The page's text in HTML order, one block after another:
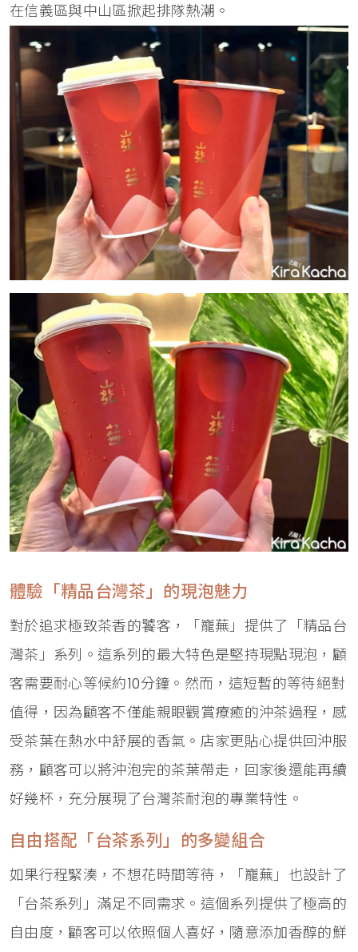
在信義區與中山區掀起排隊熱潮。
體驗「精品台灣茶」的現泡魅力
對於追求極致茶香的饕客，「巃蕪」提供了「精品台
灣茶」系列。這系列的最大特色是堅持現點現泡，顧
客需要耐心等候約10分鐘。然而，這短暫的等待絕對
值得，因為顧客不僅能親眼觀賞療癒的沖茶過程，感
受茶葉在熱水中舒展的香氣。店家更貼心提供回沖服
務，顧客可以將沖泡完的茶葉帶走，回家後還能再續
好幾杯，充分展現了台灣茶耐泡的專業特性。
自由搭配「台茶系列」的多變組合
如果行程緊湊，不想花時間等待，「巃蕪」也設計了
「台茶系列」滿足不同需求。這個系列提供了極高的
自由度，顧客可以依照個人喜好，隨意添加香醇的鮮